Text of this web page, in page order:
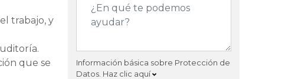
trabajo, y
que se
Información básica sobre Protección de
Datos. Haz clic aquí